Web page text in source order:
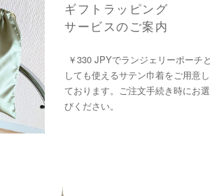
ギフトラッピング
サービスのご案内
￥330 JPYでランジェリーポーチと
しても使えるサテン巾着をご用意し
ております。ご注文手続き時にお選
びください。